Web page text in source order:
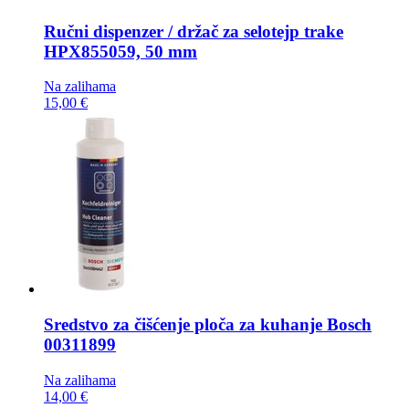
Ručni dispenzer / držač za selotejp trake
HPX855059, 50 mm
Na zalihama
15,00 €
Sredstvo za čišćenje ploča za kuhanje Bosch
00311899
Na zalihama
14,00 €